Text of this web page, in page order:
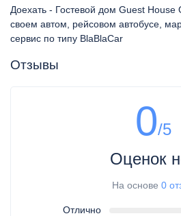
Доехать - Гостевой дом Guest
своем автом, рейсовом автобусе,
сервис по типу BlaBlaCar
Отзывы
0/5
Оценок
На основе 0
Отлично